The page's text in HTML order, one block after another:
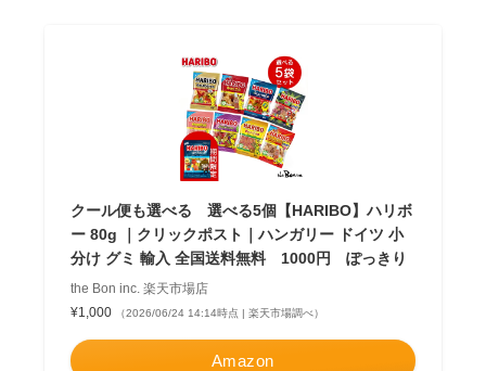
クール便も選べる 選べる5個【HARIBO】ハリボ
ー 80g ｜クリックポスト｜ハンガリー ドイツ 小
分け グミ 輸入 全国送料無料 1000円 ぽっきり
the Bon inc. 楽天市場店
¥1,000
（2026/06/24 14:14時点 | 楽天市場調べ）
Amazon